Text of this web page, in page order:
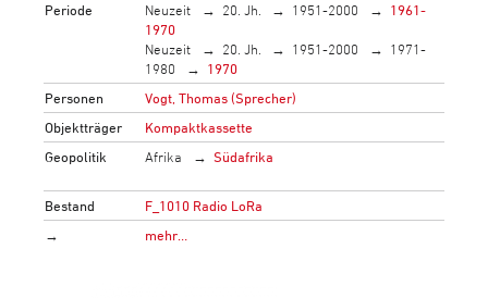
Periode
Neuzeit 20. Jh. 1951-2000
1961-
1970
Neuzeit
20. Jh. 1951-2000
1971-
1980
1970
Personen
Vogt, Thomas (Sprecher)
Objektträger
Kompaktkassette
Geopolitik
Afrika Südafrika
Bestand
F_1010 Radio LoRa
→
mehr…